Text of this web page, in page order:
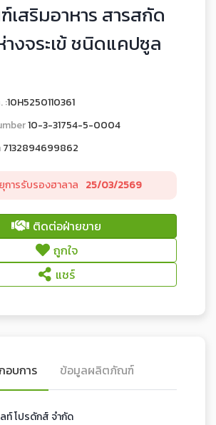
สริมอาหาร สารสกัด
งจระเข้ ชนิดแคปซูล
:10H5250110361
10-3-31754-5-0004
7132894699862
การรับรองฮาลาล 25/03/2569
ติดต่อฝ่ายขาย
ถูกใจ
แชร์
อบการ ข้อมูลผลิตภัณฑ์
ท์ โปรดักส์ จำกัด